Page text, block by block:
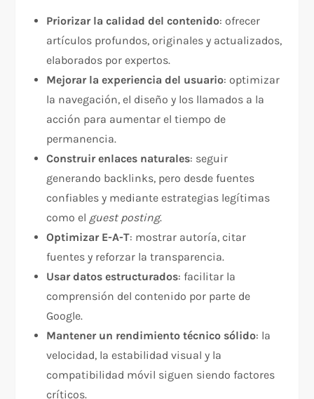
Priorizar la calidad del contenido: ofrecer
artículos profundos, originales y actualizados,
elaborados por expertos.
Mejorar la experiencia del usuario: optimizar
la navegación, el diseño y los llamados a la
acción para aumentar el tiempo de
permanencia.
Construir enlaces naturales: seguir
generando backlinks, pero desde fuentes
confiables y mediante estrategias legítimas
como el guest posting.
Optimizar E-A-T: mostrar autoría, citar
fuentes y reforzar la transparencia.
Usar datos estructurados: facilitar la
comprensión del contenido por parte de
Google.
Mantener un rendimiento técnico sólido: la
velocidad, la estabilidad visual y la
compatibilidad móvil siguen siendo factores
críticos.